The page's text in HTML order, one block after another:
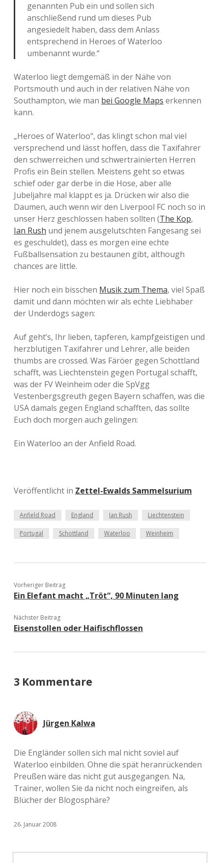
genannten Pub ein und sollen sich
anschließend rund um dieses Pub
angesiedelt haben, dass dem Anlass
entsprechend in Heroes of Waterloo
umbenannt wurde.“
Waterloo liegt demgemäß in der Nähe von
Portsmouth und auch in der relativen Nähe von
Southampton, wie man bei Google Maps erkennen
kann.
„Heroes of Waterloo“, das klingt schon mal viel
versprechend und lässt hoffen, dass die Taxifahrer
den schwerreichen und schwertrainierten Herren
Profis ein Bein stellen. Meistens geht so etwas
schief oder gar derbe in die Hose, aber alle
Jubeljahre mal klappt es ja. Drücken wir also die
Daumen, auch wenn wir den Liverpool FC noch so in
unser Herz geschlossen haben sollten (The Kop,
Ian Rush und jenem ausgelutschten Fangesang sei
es geschuldet), dass es morgen eine echte
Fußballsensation zu bestaunen gibt, although
chances are little.
Hier noch ein bisschen Musik zum Thema, viel Spaß
damit und dann möchten wir als echte Liebhaber
der Underdogs sagen:
Auf geht’s, Ihr lieben, tapferen, kampfgeistigen und
herzblutigen Taxifahrer und Lehrer, alle beiden
thumbs are crossed. Was Färöer gegen Schottland
schafft, was Liechtenstein gegen Portugal schafft,
was der FV Weinheim oder die SpVgg
Vestenbergsgreuth gegen Bayern schaffen, was die
USA damals gegen England schafften, das sollte
Euch doch morgen auch gelingen:
Ein Waterloo an der Anfield Road.
Veröffentlicht in Zettel-Ewalds Sammelsurium
Anfield Road England Ian Rush Liechtenstein
Portugal Schottland Waterloo Weinheim
Vorheriger Beitrag
Ein Elefant macht „Tröt“, 90 Minuten lang
Nächster Beitrag
Eisenstollen oder Haifischflossen
3 Kommentare
Jürgen Kalwa
Die Engländer sollen sich mal nicht soviel auf
Waterloo einbilden. Ohne die spät heranrückenden
Preußen wäre das nicht gut ausgegangen. Na,
Trainer, wollen Sie da nicht noch eingreifen, als
Blücher der Blogosphäre?
26. Januar 2008